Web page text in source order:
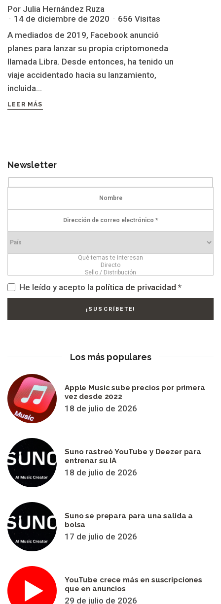
Por Julia Hernández Ruza
14 de diciembre de 2020
656 Visitas
A mediados de 2019, Facebook anunció
planes para lanzar su propia criptomoneda
llamada Libra. Desde entonces, ha tenido un
viaje accidentado hacia su lanzamiento,
incluida...
LEER MÁS
Newsletter
He leído y acepto la política de privacidad *
Los más populares
Apple Music sube precios por primera
vez desde 2022
18 de julio de 2026
Suno rastreó YouTube y Deezer para
entrenar su IA
18 de julio de 2026
Suno se prepara para una salida a
bolsa
17 de julio de 2026
YouTube crece más en suscripciones
que en anuncios
29 de julio de 2026